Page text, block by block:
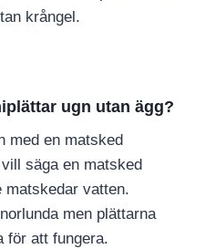
krångel.
ugn utan ägg?
med en matsked
säga en matsked
matskedar vatten.
men plättarna
för att fungera.